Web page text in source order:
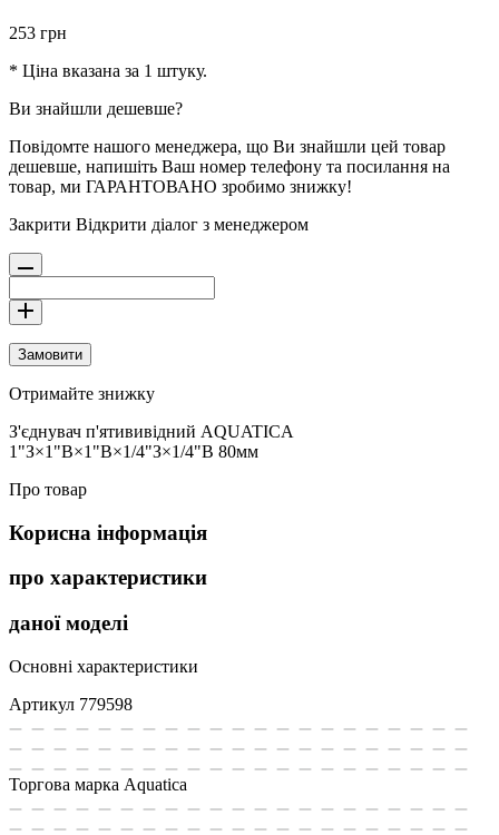
253 грн
* Ціна вказана за 1 штуку.
Ви знайшли дешевше?
Повідомте нашого менеджера, що Ви знайшли цей товар
дешевше, напишіть Ваш номер телефону та посилання на
товар, ми ГАРАНТОВАНО зробимо знижку!
Закрити Відкрити діалог з менеджером
Замовити
Отримайте знижку
З'єднувач п'ятививідний AQUATICA
1"З×1"В×1"В×1/4"З×1/4"В 80мм
Про товар
Корисна інформація
про характеристики
даної моделі
Основні характеристики
Артикул 779598
Торгова марка Aquatica